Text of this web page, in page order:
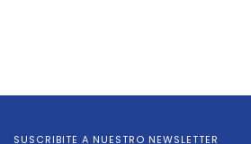
SUSCRIBITE A NUESTRO NEWSLETTER